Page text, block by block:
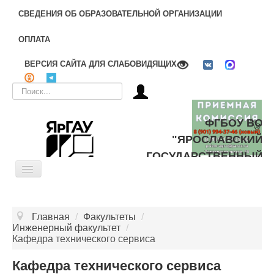
СВЕДЕНИЯ ОБ ОБРАЗОВАТЕЛЬНОЙ ОРГАНИЗАЦИИ
ОПЛАТА
ВЕРСИЯ САЙТА ДЛЯ СЛАБОВИДЯЩИХ
Искать...
ФГБОУ ВО
"ЯРОСЛАВСКИЙ
ГОСУДАРСТВЕННЫЙ
Toggle
ЦЕЛЕВОЕ ОБУЧЕНИЕ
ДОПОЛНИТЕЛЬНОЕ ОБРАЗОВАНИЕ
БИБЛИОТЕКА
Главная / Факультеты /
Инженерный факультет /
Кафедра технического сервиса
Кафедра технического сервиса